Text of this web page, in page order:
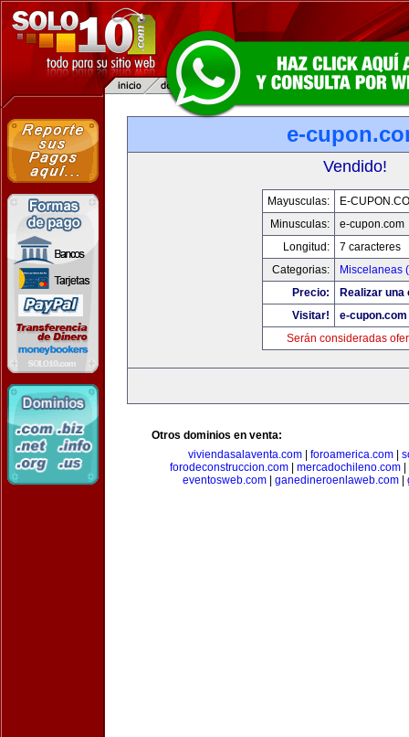
e-
Vendido!
Mayusculas:
E-
Minusculas:
e-cupon.com
Longitud:
7 caracteres
Categorias:
Miscelaneas
Precio:
Realizar una
Visitar!
e-cupon.com
Serán consideradas
Otros dominios en venta:
viviendasalaventa.com| foroamerica.com|
forodeconstruccion.com
mercadochileno.com
eventosweb.com| ganedineroenlaweb.com|